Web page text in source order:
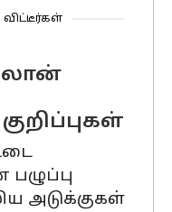
விட்டீர்கள்
அடுக்குகள்